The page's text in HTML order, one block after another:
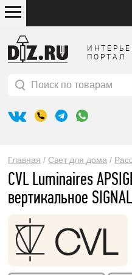
ПОРТАЛ
Поиск по товарам
Главная / Свет для дома /
CVL Luminaires
вертикальное